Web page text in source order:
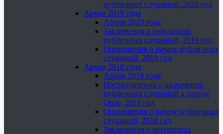
публичных слушаний, 2020 год
Архив 2019 года
Архив 2019 года
Заключения о результатах
публичных слушаний, 2019 год
Оповещения о начале публичных
слушаний, 2019 год
Архив 2018 года
Архив 2018 года
Постановления о назначении
публичных слушаний в городе
Орле, 2018 год
Оповещения о начале публичных
слушаний, 2018 год
Заключения о результатах